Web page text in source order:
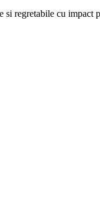
regretabile cu impact